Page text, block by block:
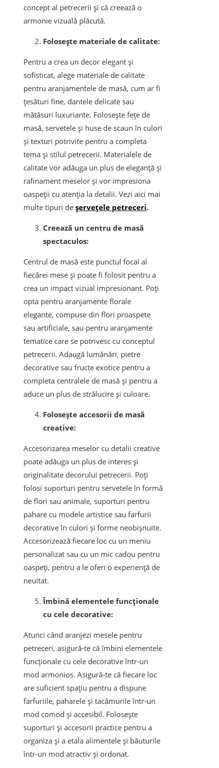
concept al petrecerii și că creează o
armonie vizuală plăcută.
Folosește materiale de calitate:
Pentru a crea un decor elegant și
sofisticat, alege materiale de calitate
pentru aranjamentele de masă, cum ar fi
țesături fine, dantele delicate sau
mătăsuri luxuriante. Folosește fețe de
masă, servetele și huse de scaun în culori
și texturi potrivite pentru a completa
tema și stilul petrecerii. Materialele de
calitate vor adăuga un plus de eleganță și
rafinament meselor și vor impresiona
oaspeții cu atenția la detalii. Vezi aici mai
multe tipuri de șervețele petreceri.
Creează un centru de masă
spectaculos:
Centrul de masă este punctul focal al
fiecărei mese și poate fi folosit pentru a
crea un impact vizual impresionant. Poți
opta pentru aranjamente florale
elegante, compuse din flori proaspete
sau artificiale, sau pentru aranjamente
tematice care se potrivesc cu conceptul
petrecerii. Adaugă lumânări, pietre
decorative sau fructe exotice pentru a
completa centralele de masă și pentru a
aduce un plus de strălucire și culoare.
Folosește accesorii de masă
creative:
Accesorizarea meselor cu detalii creative
poate adăuga un plus de interes și
originalitate decorului petrecerii. Poți
folosi suporturi pentru servetele în formă
de flori sau animale, suporturi pentru
pahare cu modele artistice sau farfurii
decorative în culori și forme neobișnuite.
Accesorizează fiecare loc cu un meniu
personalizat sau cu un mic cadou pentru
oaspeți, pentru a le oferi o experiență de
neuitat.
Îmbină elementele funcționale
cu cele decorative:
Atunci când aranjezi mesele pentru
petreceri, asigură-te că îmbini elementele
funcționale cu cele decorative într-un
mod armonios. Asigură-te că fiecare loc
are suficient spațiu pentru a dispune
farfuriile, paharele și tacâmurile într-un
mod comod și accesibil. Folosește
suporturi și accesorii practice pentru a
organiza și a etala alimentele și băuturile
într-un mod atractiv și ordonat.